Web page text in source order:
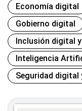
Economía digital
Gobierno digital
Inclusión digital
Inteligencia
Seguridad digital